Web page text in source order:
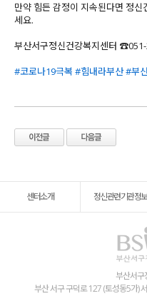
만약 힘든 감정이 지속된다면 정
세요.
부산서구정신건강복지센터
#코로나19극복 #힘내라부산#부
센터소개 정신관련기관정보
부산서
부산 서구 구덕로 127 (토성동5가)